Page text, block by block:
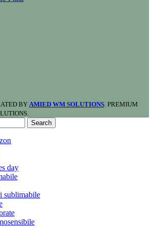
BY AMIED WM SOLUTIONS. PREMIUM
Search
day
sublimabile